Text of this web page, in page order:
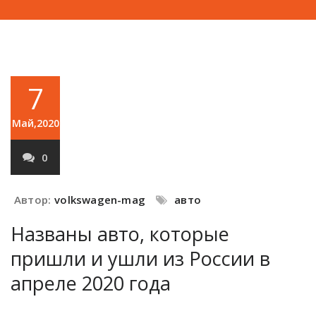
7
Май,2020
0
Автор: volkswagen-mag авто
Названы авто, которые
пришли и ушли из России в
апреле 2020 года